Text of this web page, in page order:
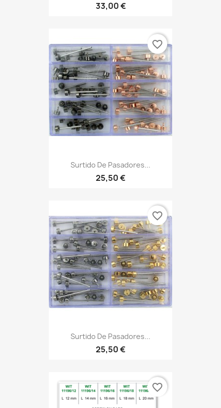
33,00 €
Surtido De Pasadores...
25,50 €
favorite_border
Surtido De Pasadores...
25,50 €
favorite_border
favorite_border